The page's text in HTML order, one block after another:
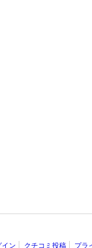
イン クチコミ投稿 プラ